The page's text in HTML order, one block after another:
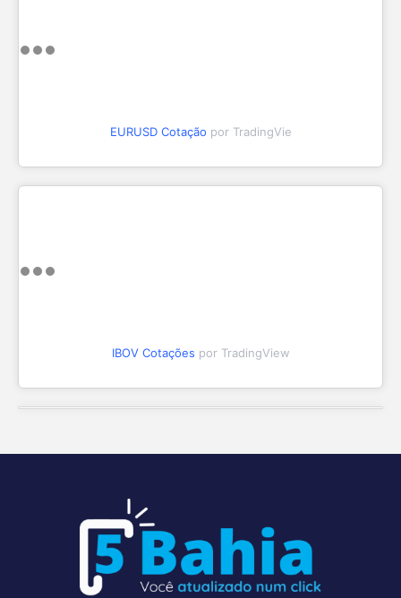
EURUSD Cotação por TradingVie
IBOV Cotações por TradingView